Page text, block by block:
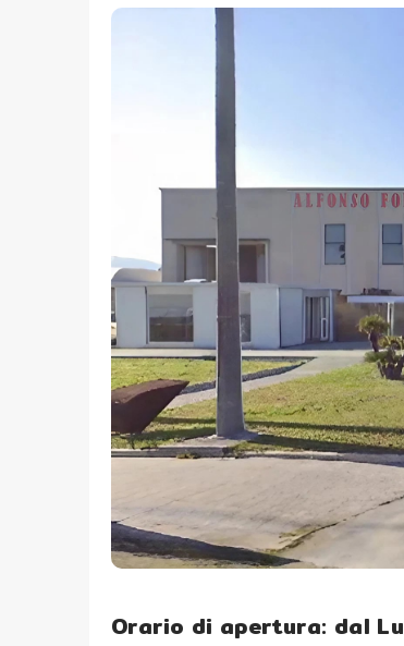
Orario di apertura: dal Lu